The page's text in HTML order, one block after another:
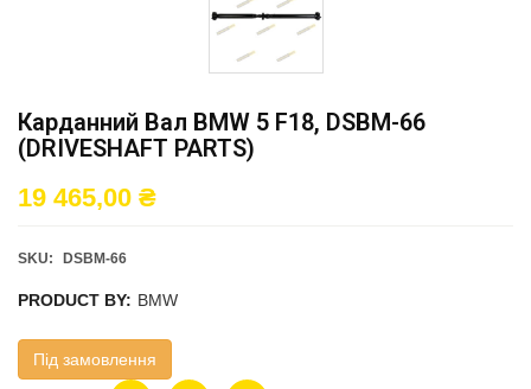
Карданний Вал BMW 5 F18, DSBM-66
(DRIVESHAFT PARTS)
19 465,00 ₴
SKU: DSBM-66
PRODUCT BY: BMW
Під замовлення